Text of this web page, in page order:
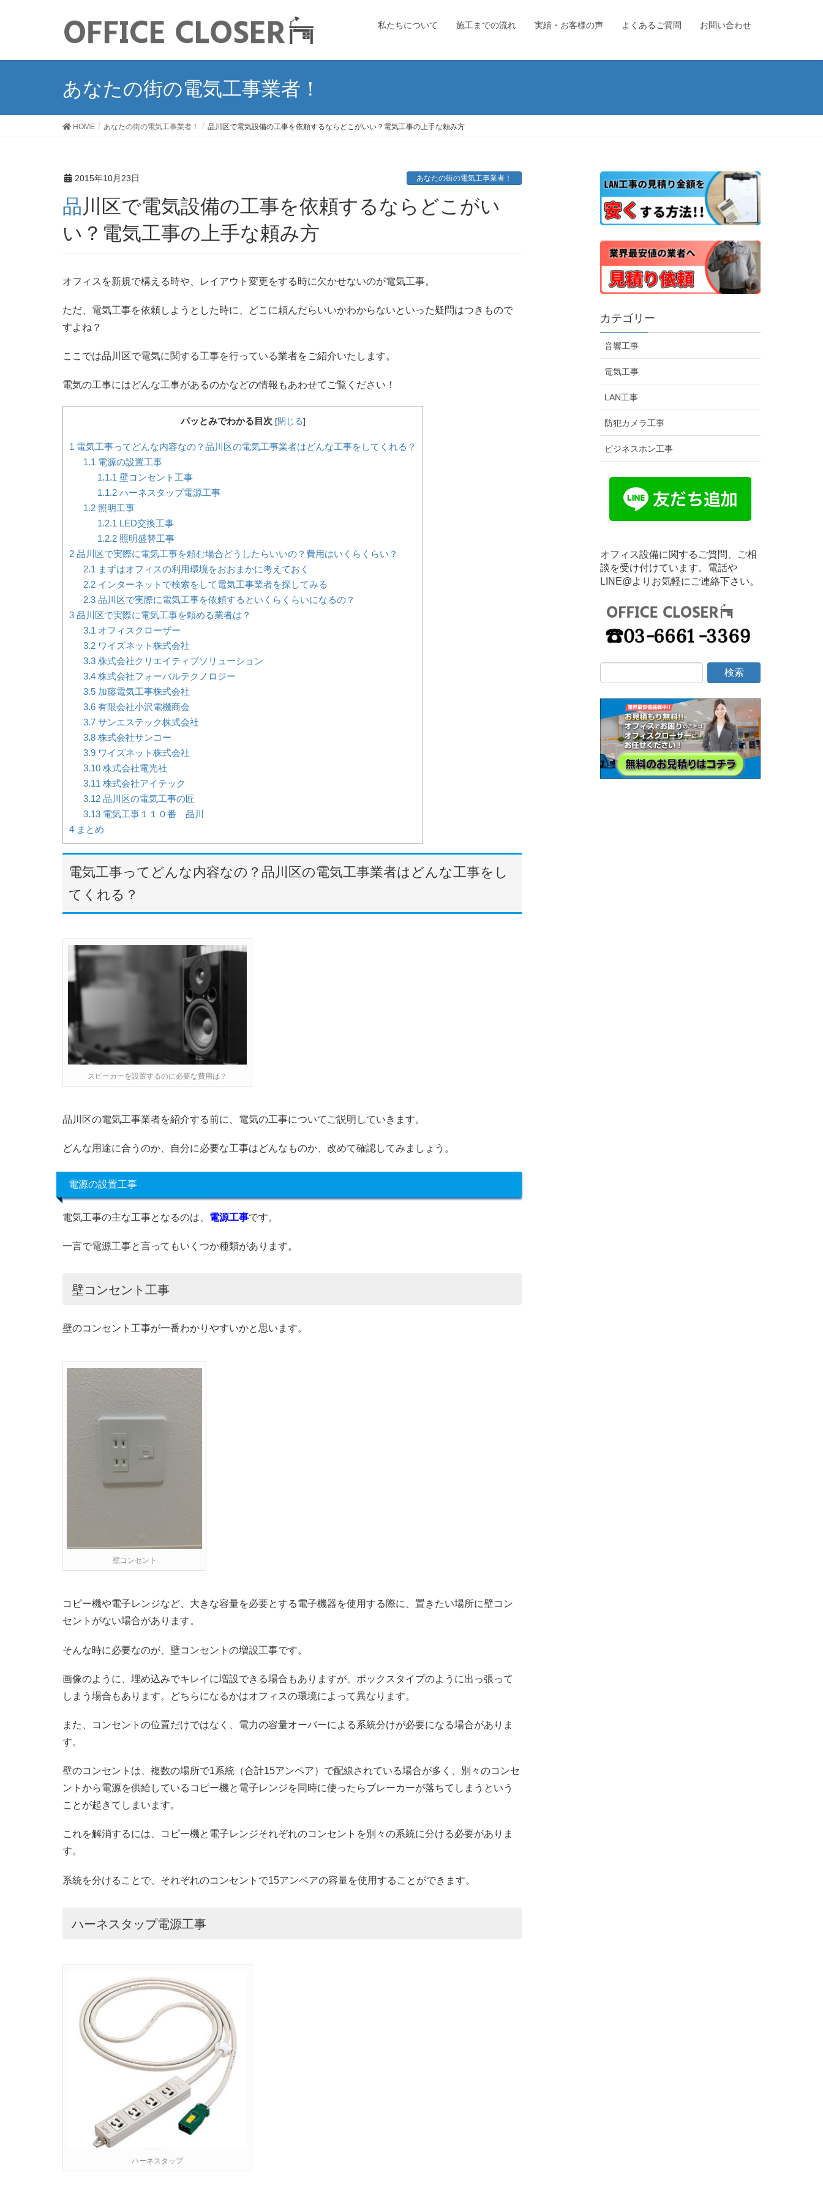
私たちについて 施工までの流れ 実績・お客様の声 よくあるご質問 お問い合わせ
あなたの街の電気工事業者！
HOME あなたの街の電気工事業者！ 品川区で電気設備の工事を依頼するならどこがいい？電気工事の上手な頼み方
2015年10月23日 あなたの街の電気工事業者！
品川区で電気設備の工事を依頼するならどこがい
い？電気工事の上手な頼み方
オフィスを新規で構える時や、レイアウト変更をする時に欠かせないのが電気工事。
ただ、電気工事を依頼しようとした時に、どこに頼んだらいいかわからないといった疑問はつきもので
すよね？
ここでは品川区で電気に関する工事を行っている業者をご紹介いたします。
電気の工事にはどんな工事があるのかなどの情報もあわせてご覧ください！
パッとみでわかる目次 [閉じる]
1 電気工事ってどんな内容なの？品川区の電気工事業者はどんな工事をしてくれる？
1.1 電源の設置工事
1.1.1 壁コンセント工事
1.1.2ハーネスタップ電源工事
1.2照明工事
1.2.1 LED交換工事
1.2.2照明盛替工事
2 品川区で実際に電気工事を頼む場合どうしたらいいの？費用はいくらくらい？
2.1 まずはオフィスの利用環境をおおまかに考えておく
2.2インターネットで検索をして電気工事業者を探してみる
2.3品川区で実際に電気工事を依頼するといくらくらいになるの？
3 品川区で実際に電気工事を頼める業者は？
3.1 オフィスクローザー
3.2ワイズネット株式会社
3.3株式会社クリエイティブソリューション
3.4株式会社フォーバルテクノロジー
3.5加藤電気工事株式会社
3.6有限会社小沢電機商会
3.7サンエステック株式会社
3.8株式会社サンコー
3.9ワイズネット株式会社
3.10株式会社電光社
3.11 株式会社アイテック
3.12品川区の電気工事の匠
3.13電気工事１１０番 品川
4 まとめ
電気工事ってどんな内容なの？品川区の電気工事業者はどんな工事をし
てくれる？
スピーカーを設置するのに必要な費用は？
品川区の電気工事業者を紹介する前に、電気の工事についてご説明していきます。
どんな用途に合うのか、自分に必要な工事はどんなものか、改めて確認してみましょう。
電源の設置工事
電気工事の主な工事となるのは、 電源工事です。
一言で電源工事と言ってもいくつか種類があります。
壁コンセント工事
壁のコンセント工事が一番わかりやすいかと思います。
壁コンセント
コピー機や電子レンジなど、大きな容量を必要とする電子機器を使用する際に、置きたい場所に壁コン
セントがない場合があります。
そんな時に必要なのが、壁コンセントの増設工事です。
画像のように、埋め込みでキレイに増設できる場合もありますが、ボックスタイプのように出っ張って
しまう場合もあります。どちらになるかはオフィスの環境によって異なります。
また、コンセントの位置だけではなく、電力の容量オーバーによる系統分けが必要になる場合がありま
す。
壁のコンセントは、複数の場所で1系統（合計15アンペア）で配線されている場合が多く、別々のコンセ
ントから電源を供給しているコピー機と電子レンジを同時に使ったらブレーカーが落ちてしまうという
ことが起きてしまいます。
これを解消するには、コピー機と電子レンジそれぞれのコンセントを別々の系統に分ける必要がありま
す。
系統を分けることで、それぞれのコンセントで15アンペアの容量を使用することができます。
ハーネスタップ電源工事
ハーネスタップ
カテゴリー
音響工事
電気工事
LAN工事
防犯カメラ工事
ビジネスホン工事
オフィス設備に関するご質問、ご相
談を受け付けています。電話や
LINE@よりお気軽にご連絡下さい。